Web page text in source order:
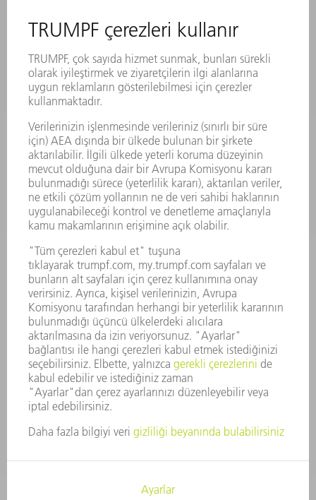
MAKINALAR VE SISTEMLER
LAZER
ELEKTRIKLI ALETLER
SMART FACTORY
YAZILIM
SERVISLER
UYGULAMALAR
SEKTÖRLER
ŞIRKET
KARIYER
SUNULAN POZISYONLAR
ŞIRKET PROFILI
YÖNETIM
FAALIYET RAPORU
ŞIRKET PRENSIPLERI
MEVZUATLARA UYUM
BILDIRIM SISTEMI
GÜVENLIK
BASIN BÜLTENLERI
DERGILER
SÜRDÜRÜLEBILIRLIK
ÇEVRE VE IKLIM
SOSYAL VE TOPLUMSAL KONULAR
ŞIRKET YÖNETIMI
TELIF HAKKI VE TESCILLI MARKA